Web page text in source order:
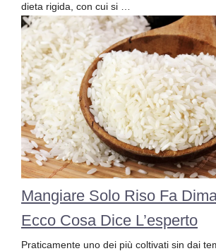
dieta rigida, con cui si …
Mangiare Solo Riso Fa
Ecco Cosa Dice L’esperto
Praticamente uno dei più coltivati sin dai